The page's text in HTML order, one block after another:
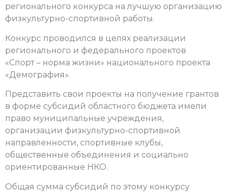
регионального конкурса на лучшую организацию
физкультурно-спортивной работы.
Конкурс проводился в целях реализации
регионального и федерального проектов
«Спорт – норма жизни» национального проекта
«Демография».
Представить свои проекты на получение грантов
в форме субсидий областного бюджета имели
право муниципальные учреждения,
организации физкультурно-спортивной
направленности, спортивные клубы,
общественные объединения и социально
ориентированные НКО.
Общая сумма субсидий по этому конкурсу